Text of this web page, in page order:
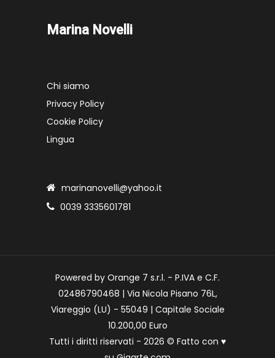
Marina Novelli
Chi siamo
Privacy Policy
Cookie Policy
Lingua
marinanovelli@yahoo.it
0039 3335601781
Powered by Orange 7 s.r.l. - P.IVA e C.F.
02486790468 | Via Nicola Pisano 76L,
Viareggio (LU) - 55049 | Capitale Sociale
10.200,00 Euro
Tutti i diritti riservati - 2026 © Fatto con ♥